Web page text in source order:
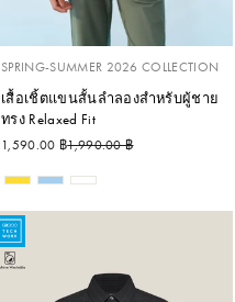
SPRING-SUMMER 2026 COLLECTION
เสื้อเชิ้ตแขนสั้นลำลองสำหรับผู้ชาย
ทรง Relaxed Fit
1,590.00 ฿ราคาปกติ
1,990.00 ฿